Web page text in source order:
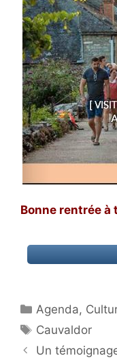
Bonne rentrée à
Catégories
Agenda,
Étiquettes
Cauvaldor
Un